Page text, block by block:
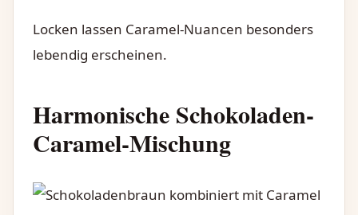
Locken lassen Caramel-Nuancen besonders
lebendig erscheinen.
Harmonische Schokoladen-
Caramel-Mischung